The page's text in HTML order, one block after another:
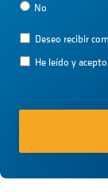
No
Deseo recibir
He leído y